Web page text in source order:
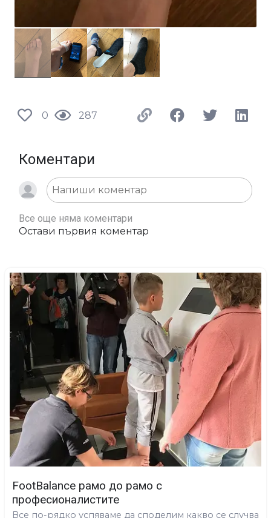
0 287
Коментари
Все още няма коментари
Остави първия коментар
FootBalance рамо до рамо с
професионалистите
Все по-рядко успяваме да споделим какво се случва